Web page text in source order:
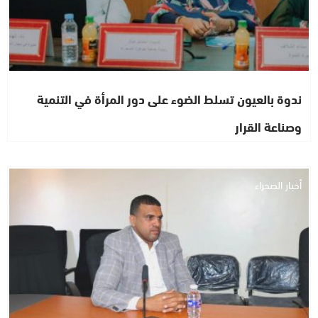
ندوة بالعيون تسلط الضوء على دور المرأة في التنمية
وصناعة القرار
أخبار الصحراء